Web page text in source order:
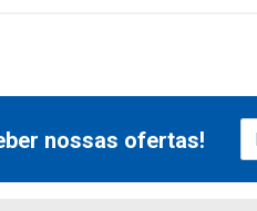
nossas ofertas!